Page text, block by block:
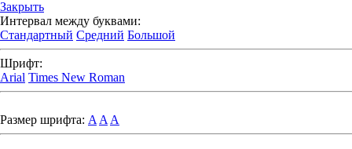
Закрыть
Интервал между буквами:
Стандартный Средний Большой
Шрифт:
Arial Times New Roman
Размер шрифта: A A A